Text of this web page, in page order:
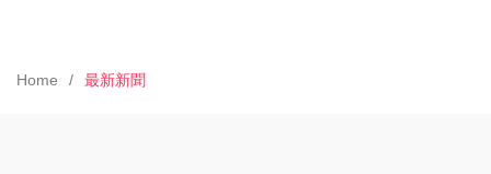
Home 最新新聞